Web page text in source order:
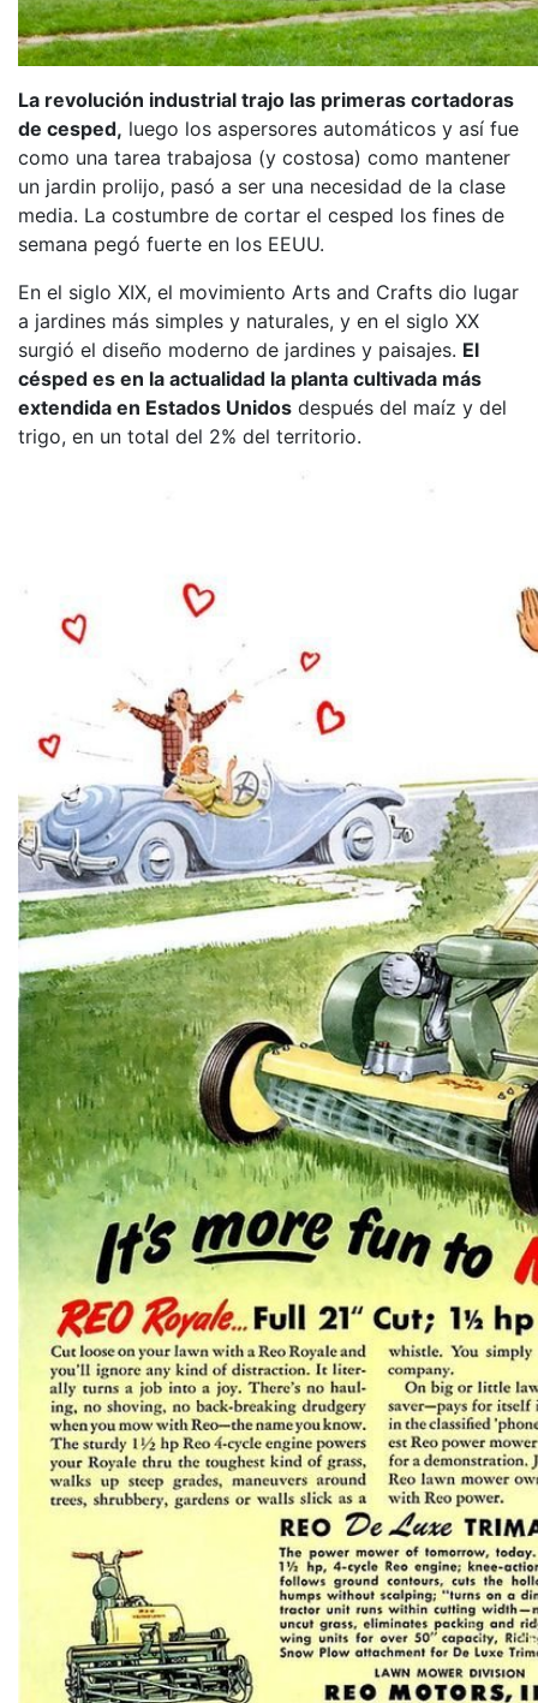
La revolución industrial trajo las primeras cortadoras
de cesped, luego los aspersores automáticos y así fue
como una tarea trabajosa (y costosa) como mantener
un jardin prolijo, pasó a ser una necesidad de la clase
media. La costumbre de cortar el cesped los fines de
semana pegó fuerte en los EEUU.
En el siglo XIX, el movimiento Arts and Crafts dio lugar
a jardines más simples y naturales, y en el siglo XX
surgió el diseño moderno de jardines y paisajes. El
césped es en la actualidad la planta cultivada más
extendida en Estados Unidos después del maíz y del
trigo, en un total del 2% del territorio.